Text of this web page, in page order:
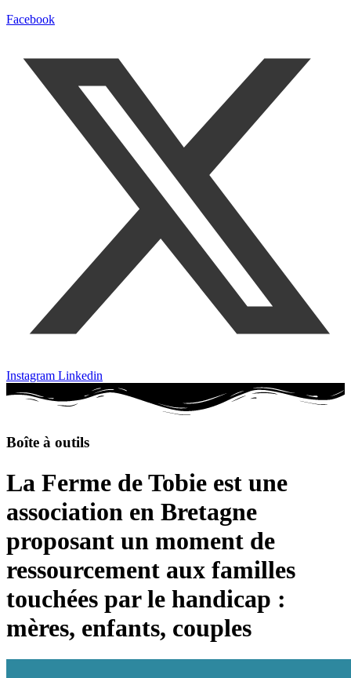
Facebook
Instagram Linkedin
Boîte à outils
La Ferme de Tobie est une
association en Bretagne
proposant un moment de
ressourcement aux familles
touchées par le handicap :
mères, enfants, couples